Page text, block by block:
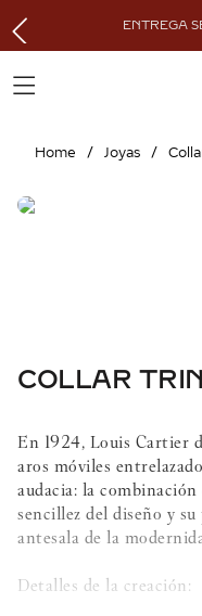
ENTREGA
Joyas
COLLAR
En 1924, Louis Cartier
aros móviles
audacia: la
sencillez del diseño y
antesala de la
Detalles de la creación: